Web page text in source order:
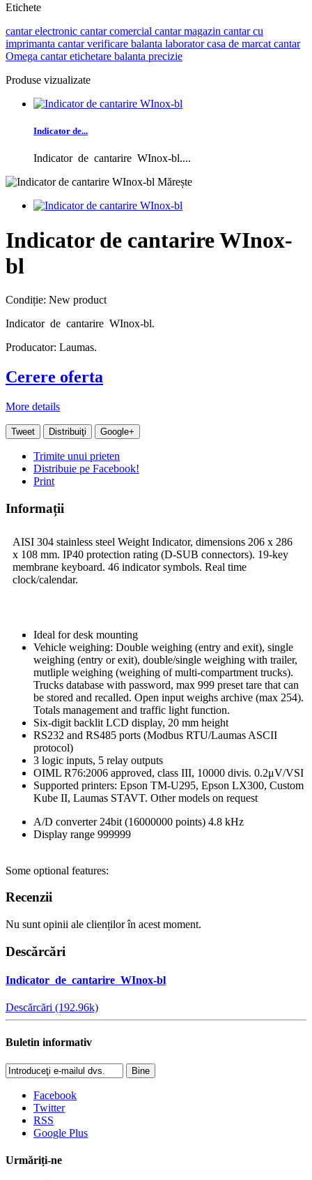
Etichete
cantar electronic cantar comercial cantar magazin cantar cu
imprimanta cantar verificare balanta laboratorcasa de marcat cantar
Omega cantar etichetare balanta precizie
Produse vizualizate
Indicator de...
Indicator de cantarire WInox-bl....
Mărește
Indicator de cantarire WInox-
bl
Condiție: New product
Indicator de cantarire WInox-bl.
Producator: Laumas.
Cerere oferta
More details
Tweet Distribuiţi Google+
Trimite unui prieten
Distribuie pe Facebook!
Print
Informații
AISI 304 stainless steel Weight Indicator, dimensions 206 x 286
x 108 mm. IP40 protection rating (D-SUB connectors). 19-key
membrane keyboard. 46 indicator symbols. Real time
clock/calendar.
Ideal for desk mounting
Vehicle weighing: Double weighing (entry and exit), single
weighing (entry or exit), double/single weighing with trailer,
mutliple weighing (weighing of multi-compartment trucks).
Trucks database with password, max 999 preset tare that can
be stored and recalled. Open input weighs archive (max 254).
Totals management and traffic light function.
Six-digit backlit LCD display, 20 mm height
RS232 and RS485 ports (Modbus RTU/Laumas ASCII
protocol)
3 logic inputs, 5 relay outputs
OIML R76:2006 approved, class III, 10000 divis. 0.2μV/VSI
Supported printers: Epson TM-U295, Epson LX300, Custom
Kube II, Laumas STAVT. Other models on request
A/D converter 24bit (16000000 points) 4.8 kHz
Display range 999999
Some optional features:
Recenzii
Nu sunt opinii ale clienților în acest moment.
Descărcări
Indicator_de_cantarire_WInox-bl
Descărcări (192.96k)
Buletin informativ
Bine
Facebook
Twitter
RSS
Google Plus
Urmăriți-ne